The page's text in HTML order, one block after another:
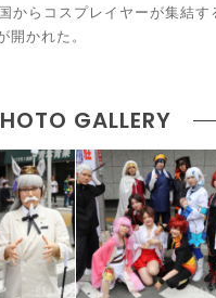
からコスプレイヤーが集結
かれた。
GALLERY